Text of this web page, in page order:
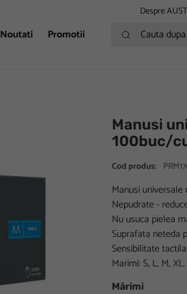
Despre
Noutati Promotii Cauta dupa cod
Manusi
100buc/
Cod produs:
Manusi
Nepudrate -
Nu usuca pielea
Suprafata neteda
Sensibilitate
Marimi: S, L, M, XL.
Mărimi